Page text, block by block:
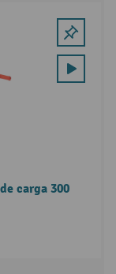
carga 300